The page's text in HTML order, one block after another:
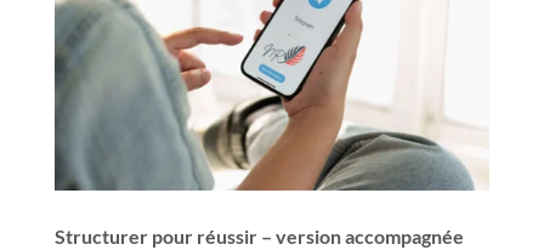
Structurer pour réussir – version accompagnée